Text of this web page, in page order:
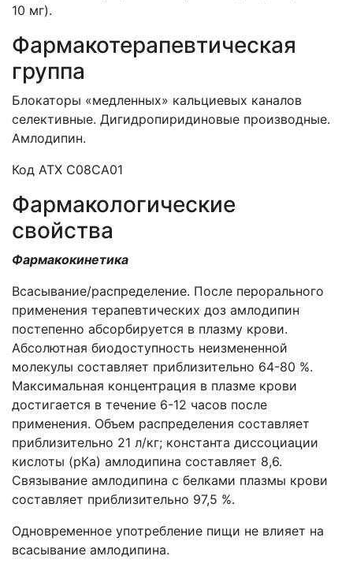
10 мг).
Фармакотерапевтическая
группа
Блокаторы «медленных» кальциевых каналов
селективные. Дигидропиридиновые производные.
Амлодипин.
Код АТХ С08СА01
Фармакологические
свойства
Фармакокинетика
Всасывание/распределение. После перорального
применения терапевтических доз амлодипин
постепенно абсорбируется в плазму крови.
Абсолютная биодоступность неизмененной
молекулы составляет приблизительно 64-80 %.
Максимальная концентрация в плазме крови
достигается в течение 6-12 часов после
применения. Объем распределения составляет
приблизительно 21 л/кг; константа диссоциации
кислоты (рКа) амлодипина составляет 8,6.
Связывание амлодипина с белками плазмы крови
составляет приблизительно 97,5 %.
Одновременное употребление пищи не влияет на
всасывание амлодипина.